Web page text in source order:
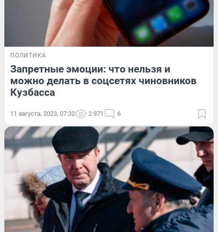
ПОЛИТИКА
Запретные эмоции: что нельзя и
можно делать в соцсетях чиновников
Кузбасса
11 августа, 2023, 07:32 2 971 6